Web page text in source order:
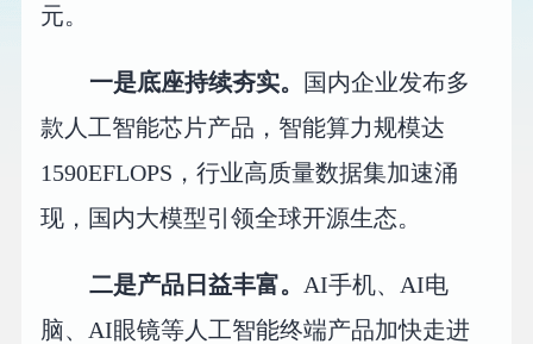
元。
一是底座持续夯实。
国内企业发布多
款人工智能芯片产品，智能算力规模达
1590EFLOPS，行业高质量数据集加速涌
现，国内大模型引领全球开源生态。
二是产品日益丰富。 AI手机、AI电
脑、AI眼镜等人工智能终端产品加快走进